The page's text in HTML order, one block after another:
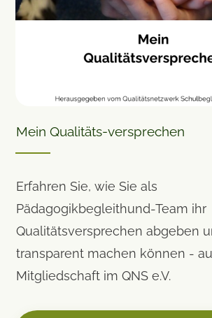
Mein Qualitäts-versprechen
Erfahren Sie, wie Sie als
Pädagogikbegleithund-Team ihr
Qualitätsversprechen abgeben
transparent machen können -
Mitgliedschaft im QNS e.V.